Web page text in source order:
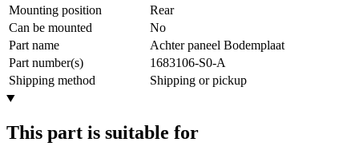
Mounting position
Rear
Can be mounted
No
Part name
Achter paneel Bodemplaat
Part number(s)
1683106-S0-A
Shipping method
Shipping or pickup
This part is suitable for